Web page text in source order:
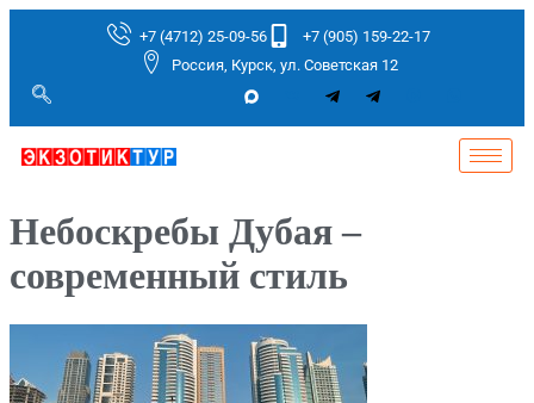
+7 (4712) 25-09-56
+7 (905) 159-22-17
Россия, Курск, ул. Советская 12
Небоскребы Дубая –
современный стиль